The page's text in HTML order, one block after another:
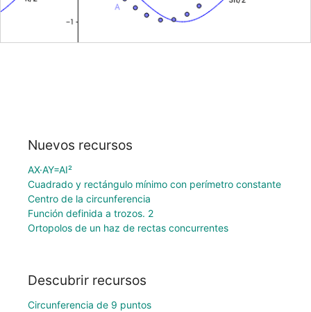
Nuevos recursos
AX·AY=AI²
Cuadrado y rectángulo mínimo con perímetro constante
Centro de la circunferencia
Función definida a trozos. 2
Ortopolos de un haz de rectas concurrentes
Descubrir recursos
Circunferencia de 9 puntos